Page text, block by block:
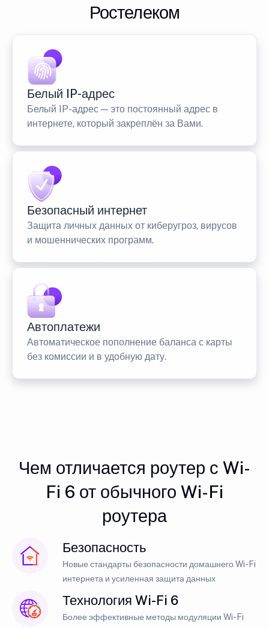
Ростелеком
Белый IP-адрес
Белый IP-адрес — это постоянный адрес в
интернете, который закреплён за Вами.
Безопасный интернет
Защита личных данных от киберугроз, вирусов
и мошеннических программ.
Автоплатежи
Автоматическое пополнение баланса с карты
без комиссии и в удобную дату.
Чем отличается роутер с Wi-
Fi 6 от обычного Wi-Fi
роутера
Безопасность
Новые стандарты безопасности домашнего Wi-Fi
интернета и усиленная защита данных
Технология Wi-Fi 6
Более эффективные методы модуляции Wi-Fi